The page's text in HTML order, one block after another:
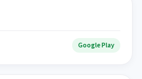
Google Play